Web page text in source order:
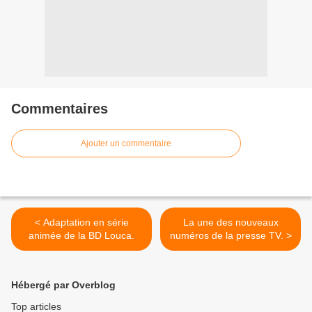
Commentaires
Ajouter un commentaire
< Adaptation en série
animée de la BD Louca.
La une des nouveaux
numéros de la presse TV. >
Hébergé par Overblog
Top articles